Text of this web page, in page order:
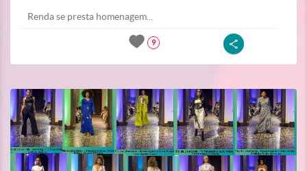
Renda se presta homenagem...
9